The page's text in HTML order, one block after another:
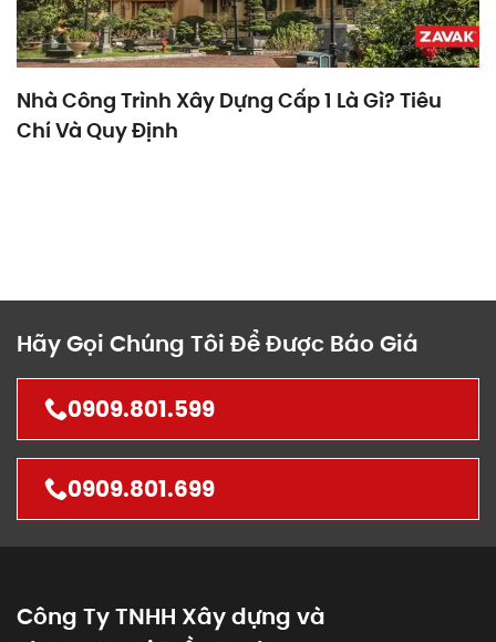
Nhà Công Trình Xây Dựng Cấp 1 Là Gì? Tiêu
Chí Và Quy Định
Hãy Gọi Chúng Tôi Để Được Báo Giá
0909.801.599
0909.801.699
Công Ty TNHH Xây dựng và